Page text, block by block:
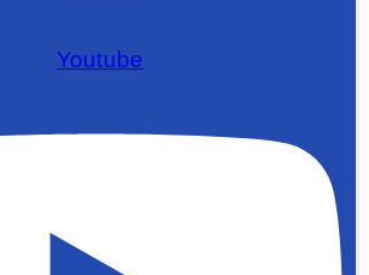
Youtube